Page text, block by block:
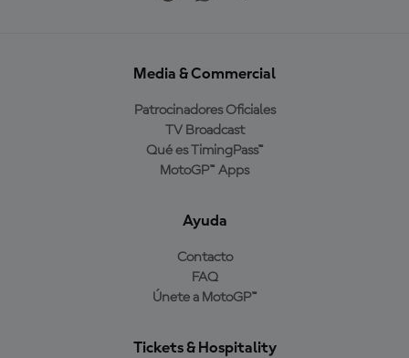
Media & Commercial
Patrocinadores Oficiales
TV Broadcast
Qué es TimingPass™
MotoGP™ Apps
Ayuda
Contacto
FAQ
Únete a MotoGP™
Tickets & Hospitality